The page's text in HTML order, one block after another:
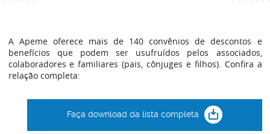
A Apeme oferece mais de 140 convênios de descontos e
benefícios que podem ser usufruídos pelos associados,
colaboradores e familiares (pais, cônjuges e filhos). Confira a
relação completa:
Faça download da lista completa